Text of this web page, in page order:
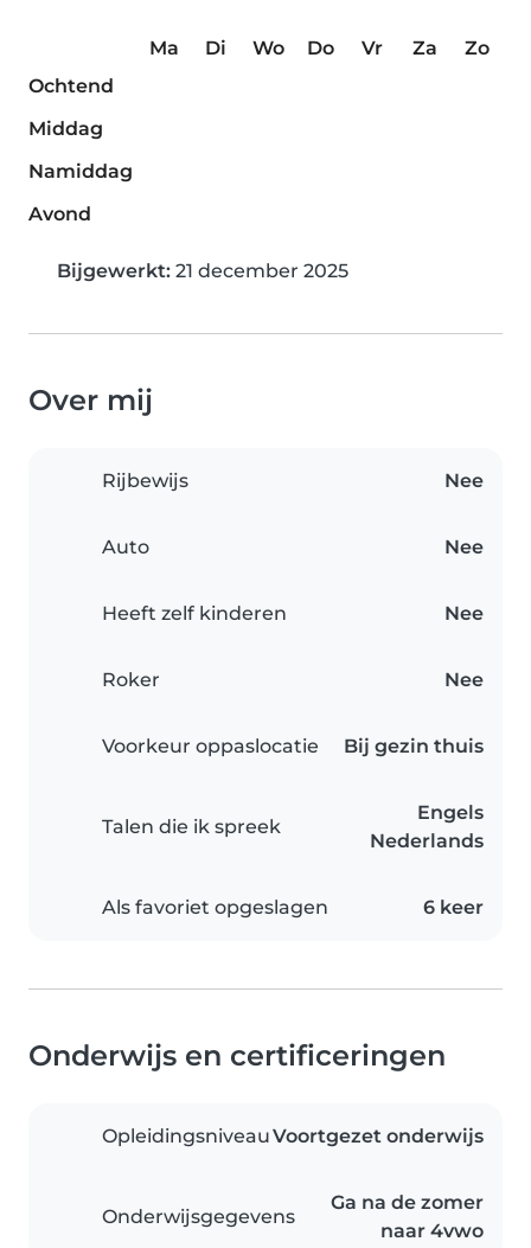
Ma Di Wo Do Vr Za
Zo
Ochtend
Middag
Namiddag
Avond
Bijgewerkt: 21 december 2025
Over mij
Rijbewijs Nee
Auto Nee
Heeft zelf kinderen Nee
Roker Nee
Voorkeur oppaslocatie Bij gezin thuis
Talen die ik spreek
Engels
Nederlands
Als favoriet opgeslagen 6 keer
Onderwijs en certificeringen
OpleidingsniveauVoortgezet onderwijs
Onderwijsgegevens
Ga na de zomer
naar 4vwo